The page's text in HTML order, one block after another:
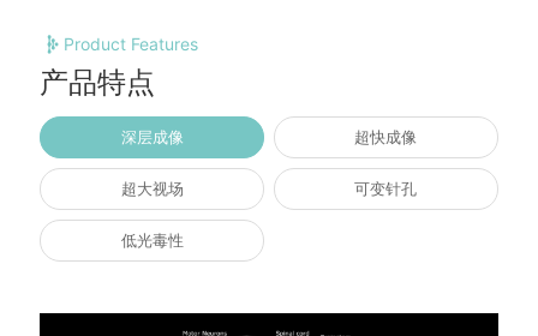
Product Features
产品特点
深层成像 超快成像
超大视场 可变针孔
低光毒性